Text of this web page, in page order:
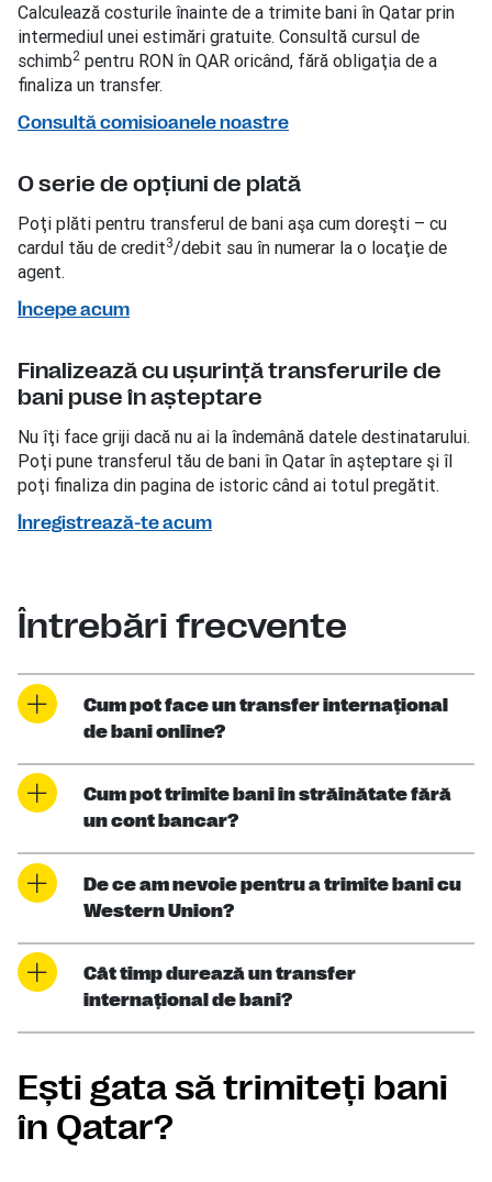
Calculează costurile înainte de a trimite bani în Qatar prin
intermediul unei estimări gratuite. Consultă cursul de
schimb2 pentru RON în QAR oricând, fără obligaţia de a
finaliza un transfer.
Consultă comisioanele noastre
O serie de opţiuni de plată
Poţi plăti pentru transferul de bani aşa cum doreşti – cu
cardul tău de credit3/debit sau în numerar la o locaţie de
agent.
Începe acum
Finalizează cu uşurinţă transferurile de
bani puse în aşteptare
Nu îţi face griji dacă nu ai la îndemână datele destinatarului.
Poţi pune transferul tău de bani în Qatar în aşteptare şi îl
poţi finaliza din pagina de istoric când ai totul pregătit.
Înregistrează-te acum
Întrebări frecvente
Cum pot face un transfer internaţional
de bani online?
Cum pot trimite bani în străinătate fără
un cont bancar?
De ce am nevoie pentru a trimite bani cu
Western Union?
Cât timp durează un transfer
internaţional de bani?
Eşti gata să trimiteţi bani
în Qatar?